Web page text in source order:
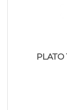
PLATO